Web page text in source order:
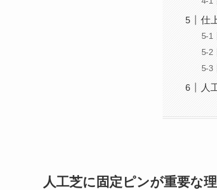
仕
人
人工芝に固定ピンが重要な